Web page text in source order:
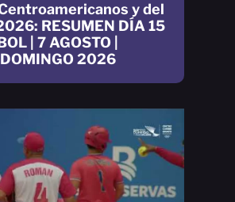
y del
RESUMEN DÍA 15
| 7 AGOSTO |
2026